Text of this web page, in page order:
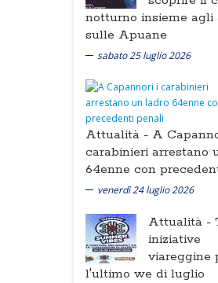
notturno insieme agli
sulle Apuane
sabato 25 luglio 2026
Attualità - A
carabinieri arrestano
64enne con
venerdì 24 luglio 2026
Attualità -
iniziative
viareggine
l'ultimo we di luglio